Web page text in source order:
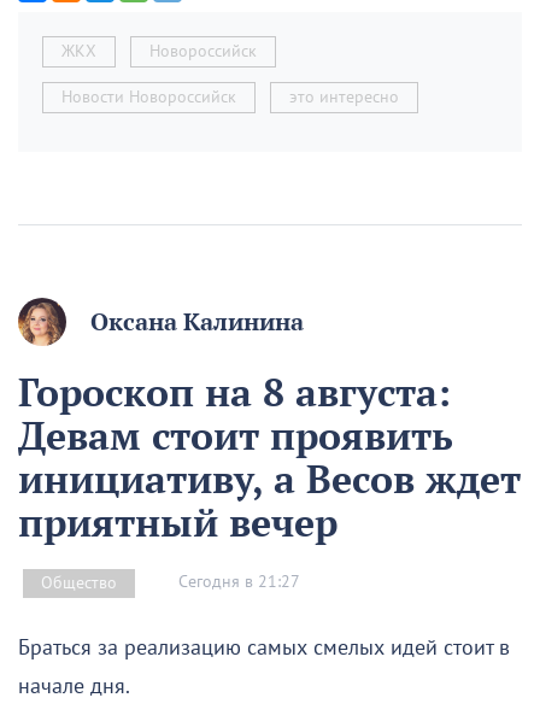
ЖКХ Новороссийск
Новости Новороссийск это интересно
Оксана Калинина
Гороскоп на 8 августа:
Девам стоит проявить
инициативу, а Весов ждет
приятный вечер
Общество Сегодня в 21:27
Браться за реализацию самых смелых идей стоит в
начале дня.